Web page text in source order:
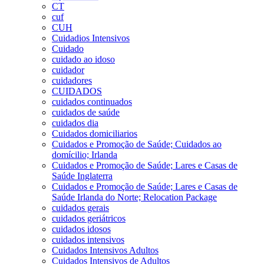
CT
cuf
CUH
Cuidadios Intensivos
Cuidado
cuidado ao idoso
cuidador
cuidadores
CUIDADOS
cuidados continuados
cuidados de saúde
cuidados dia
Cuidados domiciliarios
Cuidados e Promoção de Saúde; Cuidados ao
domícilio; Irlanda
Cuidados e Promoção de Saúde; Lares e Casas de
Saúde Inglaterra
Cuidados e Promoção de Saúde; Lares e Casas de
Saúde Irlanda do Norte; Relocation Package
cuidados gerais
cuidados geriátricos
cuidados idosos
cuidados intensivos
Cuidados Intensivos Adultos
Cuidados Intensivos de Adultos